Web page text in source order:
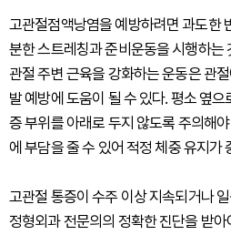
고관절점액낭염을 예방하려면 과도한
분한 스트레칭과 준비운동을 시행하는
관절 주변 근육을 강화하는 운동은 관
발 예방에 도움이 될 수 있다. 평소 옆
증 부위를 아래로 두지 않도록 주의해
에 부담을 줄 수 있어 적정 체중 유지가
고관절 통증이 수주 이상 지속되거나
정형외과 전문의의 정확한 진단을 받